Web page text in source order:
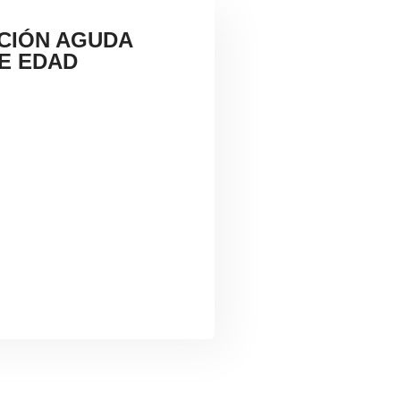
AGUDA
EDAD